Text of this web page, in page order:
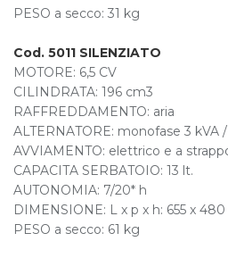
PESO a secco: 31 kg
Cod. 5011 SILENZIATO
MOTORE: 6,5 CV
CILINDRATA: 196 cm3
RAFFREDDAMENTO: aria
ALTERNATORE: monofase 3 kVA
AVVIAMENTO: elettrico e a
CAPACITA SERBATOIO: 13 lt.
AUTONOMIA: 7/20* h
DIMENSIONE: L x p x h: 655 x
PESO a secco: 61 kg